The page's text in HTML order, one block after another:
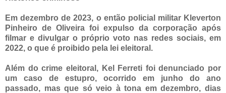
Em dezembro de 2023, o então policial militar Kleverton
Pinheiro de Oliveira foi expulso da corporação após
filmar e divulgar o próprio voto nas redes sociais, em
2022, o que é proibido pela lei eleitoral.
Além do crime eleitoral, Kel Ferreti foi denunciado por
um caso de estupro, ocorrido em junho do ano
passado, mas que só veio à tona em dezembro, dias